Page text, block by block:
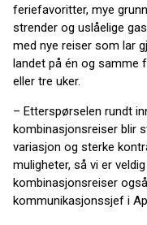
feriefavoritter, mye
strender og uslåelige
med nye reiser som lar
landet på én og samme
eller tre uker.
– Etterspørselen rundt
kombinasjonsreiser blir
variasjon og sterke
muligheter, så vi er
kombinasjonsreiser
kommunikasjonssjef i